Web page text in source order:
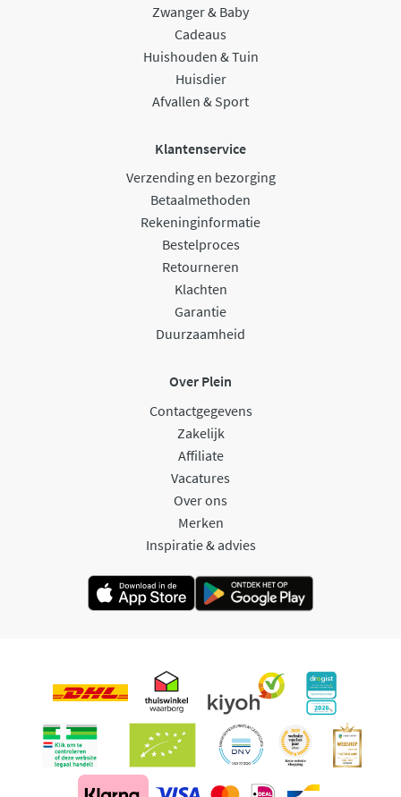
Zwanger & Baby
Cadeaus
Huishouden & Tuin
Huisdier
Afvallen & Sport
Klantenservice
Verzending en bezorging
Betaalmethoden
Rekeninginformatie
Bestelproces
Retourneren
Klachten
Garantie
Duurzaamheid
Over Plein
Contactgegevens
Zakelijk
Affiliate
Vacatures
Over ons
Merken
Inspiratie & advies